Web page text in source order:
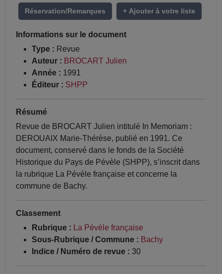
Réservation/Remarques + Ajouter à votre liste
Informations sur le document
Type : Revue
Auteur : BROCART Julien
Année : 1991
Éditeur : SHPP
Résumé
Revue de BROCART Julien intitulé In Memoriam :
DEROUAIX Marie-Thérèse, publié en 1991. Ce
document, conservé dans le fonds de la Société
Historique du Pays de Pévèle (SHPP), s’inscrit dans
la rubrique La Pévèle française et concerne la
commune de Bachy.
Classement
Rubrique : La Pévèle française
Sous-Rubrique / Commune : Bachy
Indice / Numéro de revue : 30